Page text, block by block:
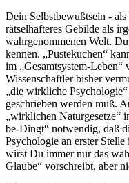
Dein Selbstbewußtsein -
rätselhafteres Gebilde als
wahrgenommenen Welt.
kennen. „Pustekuchen“
im „Gesamtsystem-
Wissenschaftler bisher
„die wirkliche
geschrieben werden muß.
„wirklichen Naturgesetze“
be-Dingt“ notwendig, daß
Psychologie an erster
wirst Du immer nur das
Glaube“ vorschreibt, aber